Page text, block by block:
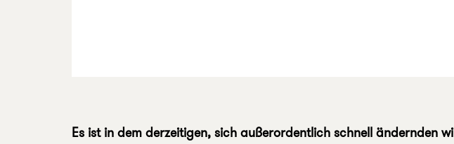
Es ist in dem derzeitigen, sich außerordentlich schnell ändernden